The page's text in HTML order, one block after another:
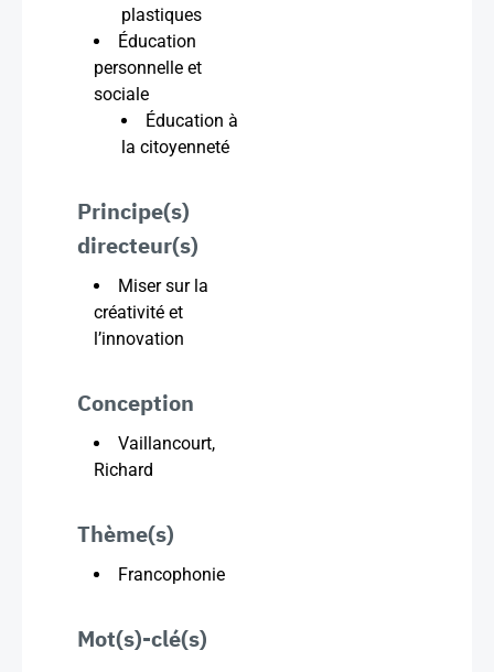
plastiques
Éducation
personnelle et
sociale
Éducation à
la citoyenneté
Principe(s)
directeur(s)
Miser sur la
créativité et
l’innovation
Conception
Vaillancourt,
Richard
Thème(s)
Francophonie
Mot(s)-clé(s)